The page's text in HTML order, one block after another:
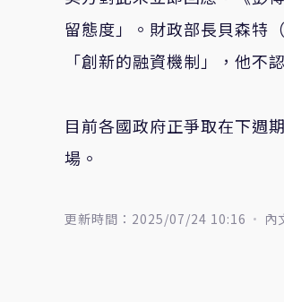
留態度」。財政部長貝森特
「創新的融資機制」，他不
目前各國政府正爭取在下週
場。
更新時間：2025/07/24 10:16 內